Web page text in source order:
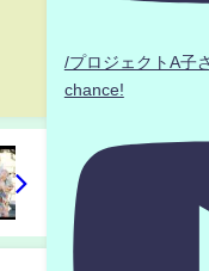
/プロジェクトA子
chance!